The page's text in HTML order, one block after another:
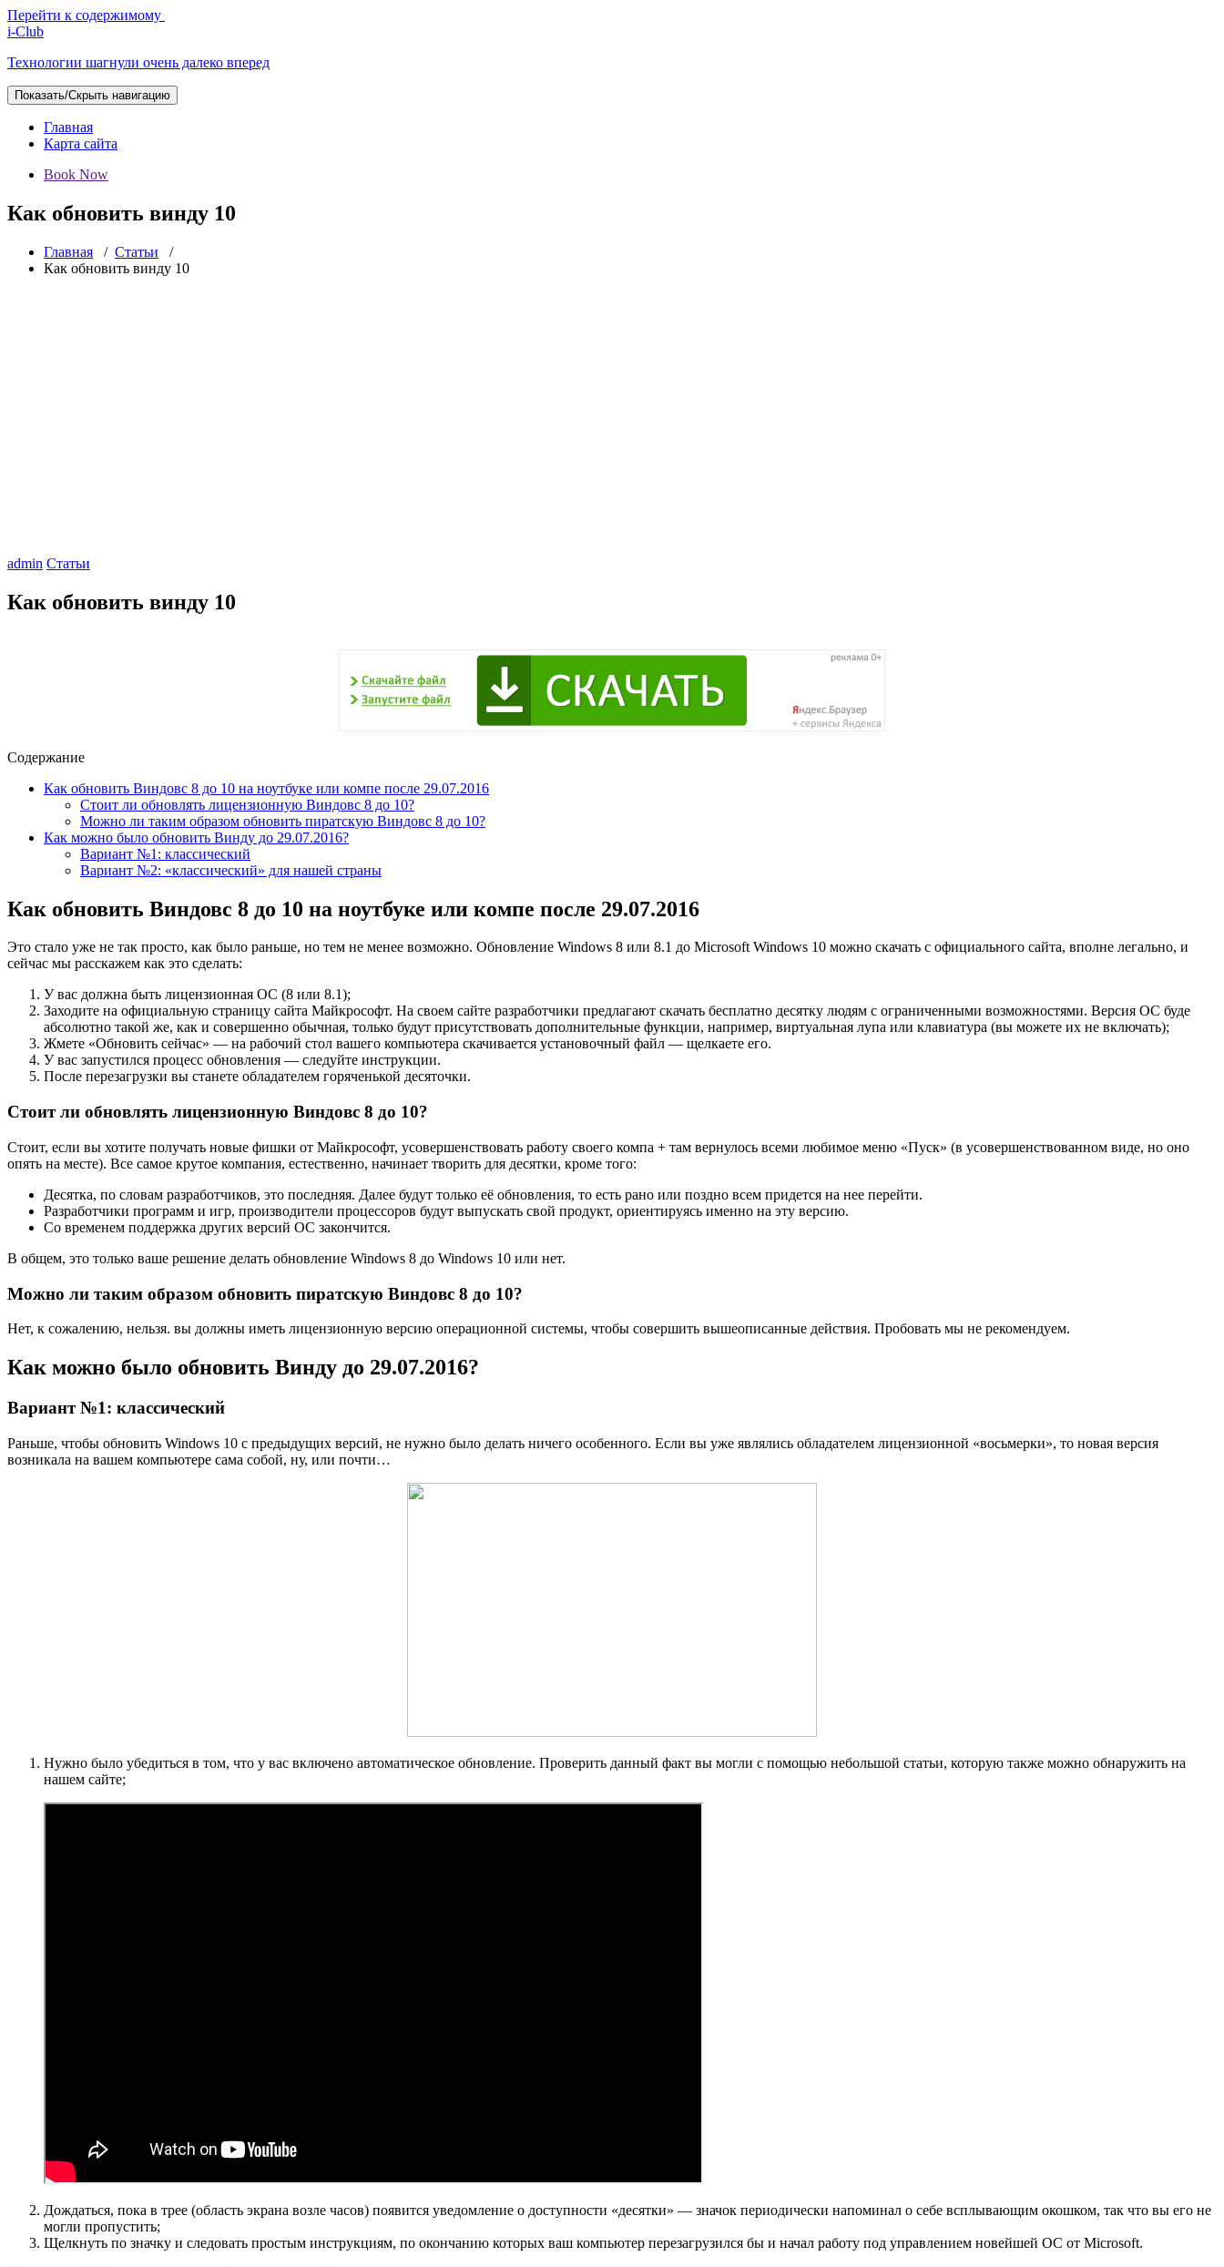
Перейти к содержимому
i-Club
Технологии шагнули очень далеко вперед
Показать/Скрыть навигацию
Главная
Карта сайта
Book Now
Как обновить винду 10
Главная / Статьи /
Как обновить винду 10
admin Статьи
Как обновить винду 10
Содержание
Как обновить Виндовс 8 до 10 на ноутбуке или компе после 29.07.2016
Стоит ли обновлять лицензионную Виндовс 8 до 10?
Можно ли таким образом обновить пиратскую Виндовс 8 до 10?
Как можно было обновить Винду до 29.07.2016?
Вариант №1: классический
Вариант №2: «классический» для нашей страны
Как обновить Виндовс 8 до 10 на ноутбуке или компе после 29.07.2016
Это стало уже не так просто, как было раньше, но тем не менее возможно. Обновление Windows 8 или 8.1 до Microsoft Windows 10 можно скачать с официального сайта, вполне легально, и
сейчас мы расскажем как это сделать:
У вас должна быть лицензионная ОС (8 или 8.1);
Заходите на официальную страницу сайта Майкрософт. На своем сайте разработчики предлагают скачать бесплатно десятку людям с ограниченными возможностями. Версия ОС буде
абсолютно такой же, как и совершенно обычная, только будут присутствовать дополнительные функции, например, виртуальная лупа или клавиатура (вы можете их не включать);
Жмете «Обновить сейчас» — на рабочий стол вашего компьютера скачивается установочный файл — щелкаете его.
У вас запустился процесс обновления — следуйте инструкции.
После перезагрузки вы станете обладателем горяченькой десяточки.
Стоит ли обновлять лицензионную Виндовс 8 до 10?
Стоит, если вы хотите получать новые фишки от Майкрософт, усовершенствовать работу своего компа + там вернулось всеми любимое меню «Пуск» (в усовершенствованном виде, но оно
опять на месте). Все самое крутое компания, естественно, начинает творить для десятки, кроме того:
Десятка, по словам разработчиков, это последняя. Далее будут только её обновления, то есть рано или поздно всем придется на нее перейти.
Разработчики программ и игр, производители процессоров будут выпускать свой продукт, ориентируясь именно на эту версию.
Со временем поддержка других версий ОС закончится.
В общем, это только ваше решение делать обновление Windows 8 до Windows 10 или нет.
Можно ли таким образом обновить пиратскую Виндовс 8 до 10?
Нет, к сожалению, нельзя. вы должны иметь лицензионную версию операционной системы, чтобы совершить вышеописанные действия. Пробовать мы не рекомендуем.
Как можно было обновить Винду до 29.07.2016?
Вариант №1: классический
Раньше, чтобы обновить Windows 10 с предыдущих версий, не нужно было делать ничего особенного. Если вы уже являлись обладателем лицензионной «восьмерки», то новая версия
возникала на вашем компьютере сама собой, ну, или почти…
Нужно было убедиться в том, что у вас включено автоматическое обновление. Проверить данный факт вы могли с помощью небольшой статьи, которую также можно обнаружить на
нашем сайте;
Дождаться, пока в трее (область экрана возле часов) появится уведомление о доступности «десятки» — значок периодически напоминал о себе всплывающим окошком, так что вы его не
могли пропустить;
Щелкнуть по значку и следовать простым инструкциям, по окончанию которых ваш компьютер перезагрузился бы и начал работу под управлением новейшей ОС от Microsoft.